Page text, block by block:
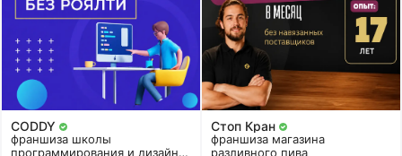
CODDY
франшиза школы
программирования и дизайна
Стоп Кран
франшиза магазина
разливного пива